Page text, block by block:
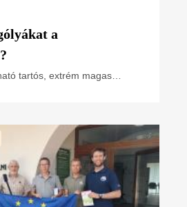
a
tartós, extrém magas